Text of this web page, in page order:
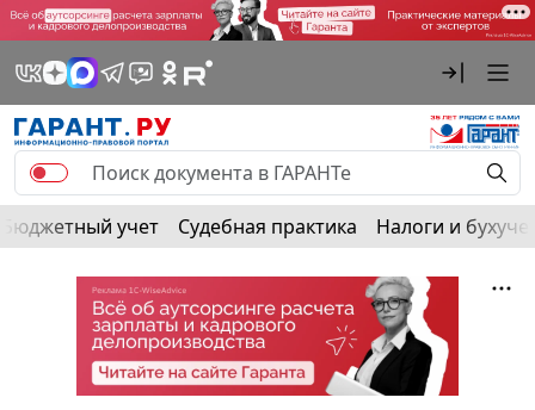
Бюджетный учет Судебная практика Налоги и